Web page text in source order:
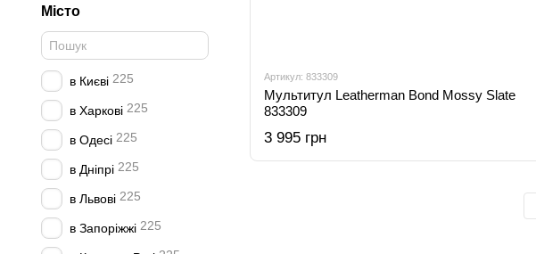
Артикул: 833309
Мультитул Leatherman Bond Mossy Slate
833309
3 995 грн
Місто
в Києві 225
в Харкові 225
в Одесі 225
в Дніпрі 225
в Львові 225
в Запоріжжі 225